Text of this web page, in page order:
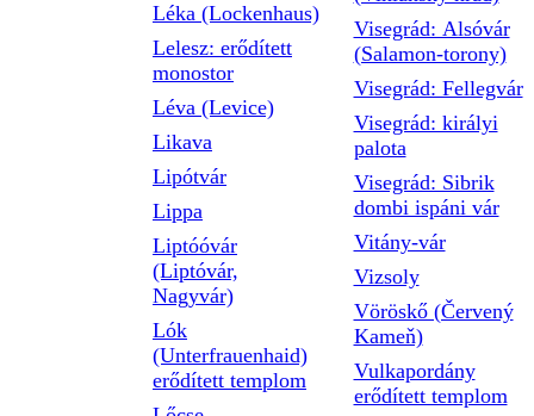
Léka (Lockenhaus)
Lelesz: erődített
monostor
Léva (Levice)
Likava
Lipótvár
Lippa
Liptóóvár
(Liptóvár,
Nagyvár)
Lók
(Unterfrauenhaid)
erődített templom
Visegrád: Alsóvár
(Salamon-torony)
Visegrád: Fellegvár
Visegrád: királyi
palota
Visegrád: Sibrik
dombi ispáni vár
Vitány-vár
Vizsoly
Vöröskő (Červený
Kameň)
Vulkapordány
erődített templom